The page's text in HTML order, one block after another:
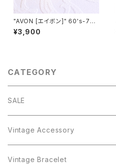
"AVON [エイボン]" 60's-7
0's 薔薇モチーフ ヴィンテージ
¥3,900
CATEGORY
SALE
Vintage Accessory
Bracelet
Vintage Bracelet